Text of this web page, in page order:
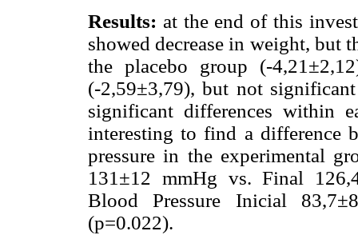
Results: at the end of this
showed decrease in weight, but
the placebo group (-
(-2,59±3,79), but not
significant differences within
interesting to find a difference
pressure in the experimental
131±12 mmHg vs. Final
Blood Pressure Inicial
(p=0.022).